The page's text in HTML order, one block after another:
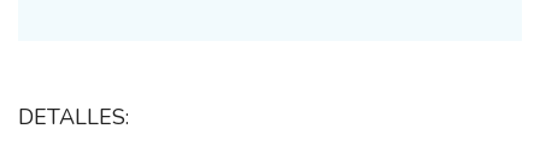
DETALLES: